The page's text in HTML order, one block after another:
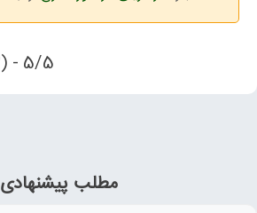
5/5 - (3 امتیاز)
مطلب پیشنهادی